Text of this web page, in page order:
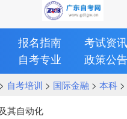
报名指南 考试资讯
自考专业 政策公告
> 自考培训 > 国际金融 > 本科>
其自动化